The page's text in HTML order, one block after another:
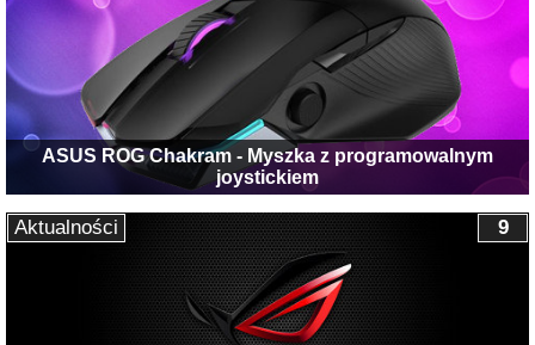
ASUS ROG Chakram - Myszka z programowalnym
joystickiem
9
Aktualności